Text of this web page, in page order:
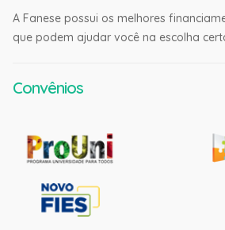
A Fanese possui os melhores
que podem ajudar você na escolha
Convênios